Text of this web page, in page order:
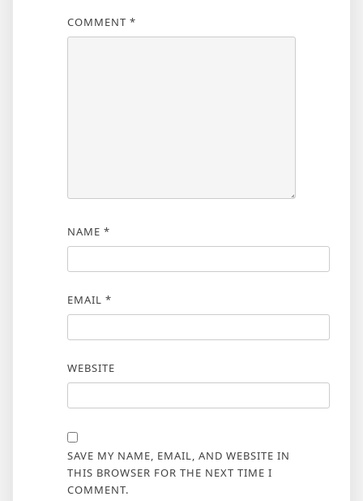
COMMENT *
NAME *
EMAIL *
WEBSITE
SAVE MY NAME, EMAIL, AND WEBSITE IN
THIS BROWSER FOR THE NEXT TIME I
COMMENT.